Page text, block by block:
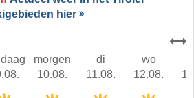
hier
morgen
10.08.
di
11.08.
wo
12.08.